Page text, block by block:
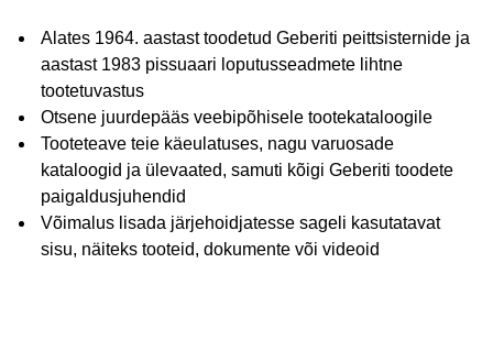
Alates 1964. aastast toodetud Geberiti peittsisternide ja
aastast 1983 pissuaari loputusseadmete lihtne
tootetuvastus
Otsene juurdepääs veebipõhisele tootekataloogile
Tooteteave teie käeulatuses, nagu varuosade
kataloogid ja ülevaated, samuti kõigi Geberiti toodete
paigaldusjuhendid
Võimalus lisada järjehoidjatesse sageli kasutatavat
sisu, näiteks tooteid, dokumente või videoid